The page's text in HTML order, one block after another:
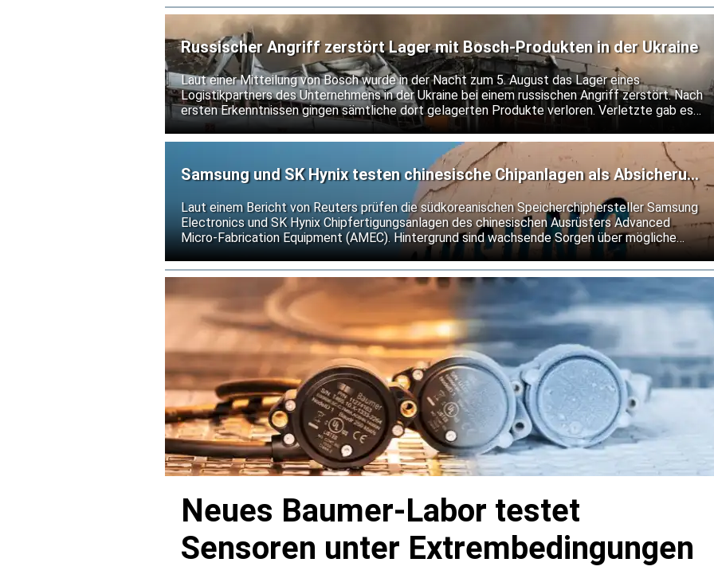
Russischer Angriff zerstört Lager mit Bosch-Produkten in der Ukraine
Laut einer Mitteilung von Bosch wurde in der Nacht zum 5. August das Lager eines
Logistikpartners des Unternehmens in der Ukraine bei einem russischen Angriff zerstört. Nach
ersten Erkenntnissen gingen sämtliche dort gelagerten Produkte verloren. Verletzte gab es
nicht.
Samsung und SK Hynix testen chinesische Chipanlagen als Absicherung
Laut einem Bericht von Reuters prüfen die südkoreanischen Speicherchiphersteller Samsung
Electronics und SK Hynix Chipfertigungsanlagen des chinesischen Ausrüsters Advanced
Micro-Fabrication Equipment (AMEC). Hintergrund sind wachsende Sorgen über mögliche
weitere Verschärfungen der US-Exportkontrollen für Halbleitertechnologie.
Neues Baumer-Labor testet
Sensoren unter Extrembedingungen